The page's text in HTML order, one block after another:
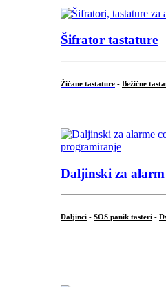
Šifrator tastature
Žičane tastature - Bežične
Daljinski za alarm
Daljinci - SOS panik tasteri -